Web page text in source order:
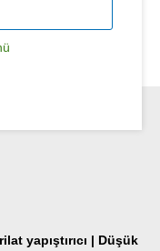
yapıştırıcı | Düşük